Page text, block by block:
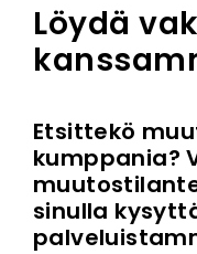
Löydä
Etsittekö
kumppania?
sinulla